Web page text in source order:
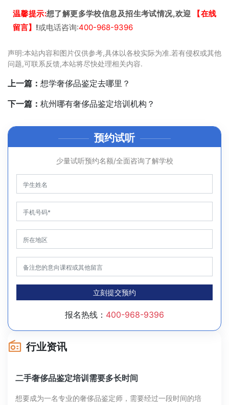
温馨提示:想了解更多学校信息及招生考试情况,欢迎
【在线
留言】 !或电话咨询:400-968-9396
声明:本站内容和图片仅供参考,具体以各校实际为准.若有侵权或其他
问题,可联系反馈,本站将尽快处理相关内容.
上一篇： 想学奢侈品鉴定去哪里？
下一篇： 杭州哪有奢侈品鉴定培训机构？
预约试听
少量试听预约名额/全面咨询了解学校
立刻提交预约
报名热线： 400-968-9396
行业资讯
二手奢侈品鉴定培训需要多长时间
想要成为一名专业的奢侈品鉴定师，需要经过一段时间的培